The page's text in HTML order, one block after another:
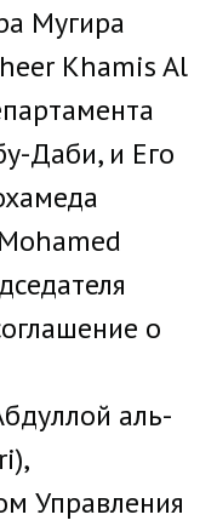
Мугира
Khamis Al
Даби, и Его
о
аль-
Управления